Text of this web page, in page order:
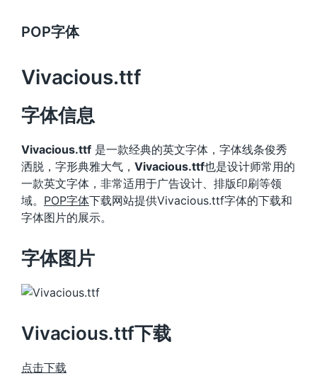
POP字体
Vivacious.ttf
字体信息
Vivacious.ttf 是一款经典的英文字体，字体线条俊秀
洒脱，字形典雅大气， Vivacious.ttf也是设计师常用的
一款英文字体，非常适用于广告设计、排版印刷等领
域。 POP字体下载网站提供Vivacious.ttf字体的下载和
字体图片的展示。
字体图片
Vivacious.ttf下载
点击下载